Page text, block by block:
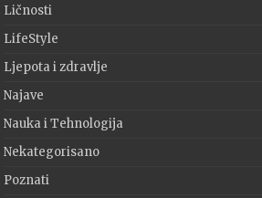
Ličnosti
LifeStyle
Ljepota i zdravlje
Najave
Nauka i Tehnologija
Nekategorisano
Poznati